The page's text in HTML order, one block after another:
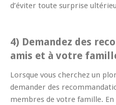
d’éviter toute surprise
4) Demandez des
amis et à votre
Lorsque vous cherchez un
demander des
membres de votre famille.